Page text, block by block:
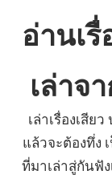
อ่านเรื่
เล่าจ
เล่าเรื่องเสีย
แล้วจะต้องทึ่ง
ที่มาเล่าสู่กันฟั